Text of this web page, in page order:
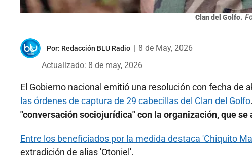
Clan del Golfo.
Por: Redacción BLU Radio
8 de May, 2026
Actualizado: 8 de may, 2026
El Gobierno nacional emitió una resolución con fecha de
las órdenes de captura de 29 cabecillas del Clan del Golfo
"conversación sociojurídica" con la organización, que
Entre los beneficiados por la medida destaca 'Chiquito
extradición de alias 'Otoniel'.